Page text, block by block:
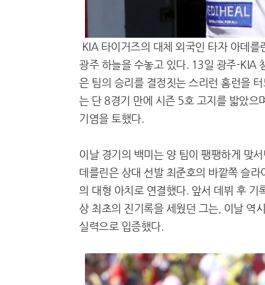
KIA 타이거즈의 대체 외국인 타자 아데
광주 하늘을 수놓고 있다. 13일 광주-KIA
은 팀의 승리를 결정짓는 스리런 홈런을
는 단 8경기 만에 시즌 5호 고지를 밟았으
기염을 토했다.
이날 경기의 백미는 양 팀이 팽팽하게 맞
데를린은 상대 선발 최준호의 바깥쪽 슬
의 대형 아치로 연결했다. 앞서 데뷔 후
상 최초의 진기록을 세웠던 그는, 이날 역
실력으로 입증했다.